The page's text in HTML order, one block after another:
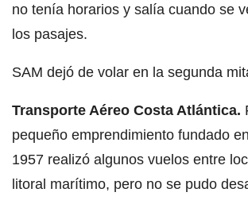
no tenía horarios y salía cuando se
los pasajes.
SAM dejó de volar en la segunda
Transporte Aéreo Costa Atlántica.
pequeño emprendimiento fundado
1957 realizó algunos vuelos entre
litoral marítimo, pero no se pudo